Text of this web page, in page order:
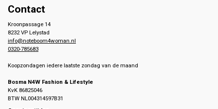
Contact
Kroonpassage 14
8232 VP Lelystad
info@noteboom4woman.nl
0320-785683
Koopzondagen iedere laatste zondag van de maand
Bosma N4W Fashion & Lifestyle
KvK 86825046
BTW NL004314597B31